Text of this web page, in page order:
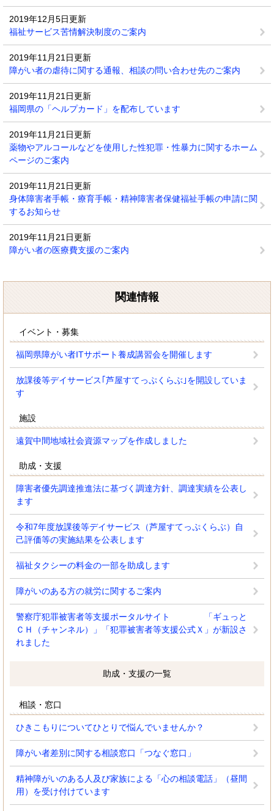
2019年12月5日更新
福祉サービス苦情解決制度のご案内
2019年11月21日更新
障がい者の虐待に関する通報、相談の問い合わせ先のご案内
2019年11月21日更新
福岡県の「ヘルプカード」を配布しています
2019年11月21日更新
薬物やアルコールなどを使用した性犯罪・性暴力に関するホーム
ページのご案内
2019年11月21日更新
身体障害者手帳・療育手帳・精神障害者保健福祉手帳の申請に関
するお知らせ
2019年11月21日更新
障がい者の医療費支援のご案内
関連情報
イベント・募集
福岡県障がい者ITサポート養成講習会を開催します
放課後等デイサービス｢芦屋すてっぷくらぶ｣を開設していま
す
施設
遠賀中間地域社会資源マップを作成しました
助成・支援
障害者優先調達推進法に基づく調達方針、調達実績を公表し
ます
令和7年度放課後等デイサービス（芦屋すてっぷくらぶ）自
己評価等の実施結果を公表します
福祉タクシーの料金の一部を助成します
障がいのある方の就労に関するご案内
警察庁犯罪被害者等支援ポータルサイト 「ギュっと
ＣＨ（チャンネル）」「犯罪被害者等支援公式Ｘ」が新設さ
れました
助成・支援の一覧
相談・窓口
ひきこもりについてひとりで悩んでいませんか？
障がい者差別に関する相談窓口「つなぐ窓口」
精神障がいのある人及び家族による「心の相談電話」（昼間
用）を受け付けています